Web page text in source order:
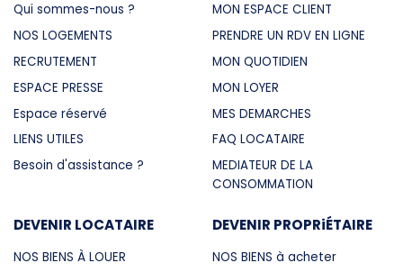
Qui sommes-nous ?
NOS LOGEMENTS
RECRUTEMENT
ESPACE PRESSE
Espace réservé
LIENS UTILES
Besoin d'assistance ?
MON ESPACE CLIENT
PRENDRE UN RDV EN LIGNE
MON QUOTIDIEN
MON LOYER
MES DEMARCHES
FAQ LOCATAIRE
MEDIATEUR DE LA
CONSOMMATION
DEVENIR LOCATAIRE
NOS BIENS À LOUER
DEVENIR PROPRiÉTAIRE
NOS BIENS à acheter